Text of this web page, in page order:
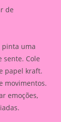
de
pinta uma
sente. Cole
papel kraft.
movimentos.
emoções,